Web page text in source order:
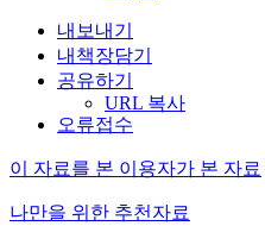
내보내기
내책장담기
공유하기
URL 복사
오류접수
이 자료를 본 이용자가 본 자료
나만을 위한 추천자료